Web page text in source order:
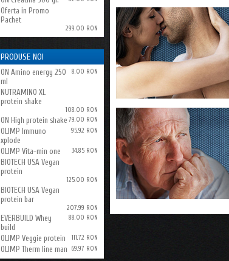
Oferta in Promo
Pachet
299.00 RON
PRODUSE NOI
ON Amino energy 250
ml
8.00 RON
NUTRAMINO XL
protein shake
108.00 RON
ON High protein shake 79.00 RON
OLIMP Immuno
xplode
95.92 RON
OLIMP Vita-min one 34.85 RON
BIOTECH USA Vegan
protein
125.00 RON
BIOTECH USA Vegan
protein bar
207.99 RON
EVERBUILD Whey
build
88.00 RON
OLIMP Veggie protein 111.72 RON
OLIMP Therm line man 69.97 RON